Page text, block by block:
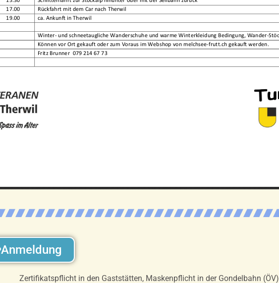
Anmeldung
Zertifikatspflicht in den Gaststätten, Maskenpflicht in der Gondelbahn (ÖV)